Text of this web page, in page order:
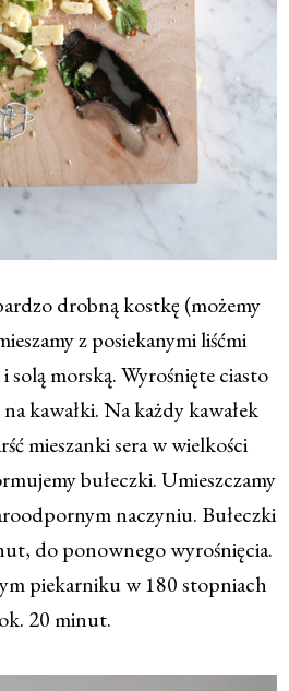
drobną kostkę (możemy
z posiekanymi liśćmi
solą morską. Wyrośnięte ciasto
kawałki. Na każdy kawałek
mieszanki sera w wielkości
bułeczki. Umieszczamy
naczyniu. Bułeczki
do ponownego wyrośnięcia.
piekarniku w 180 stopniach
20 minut.